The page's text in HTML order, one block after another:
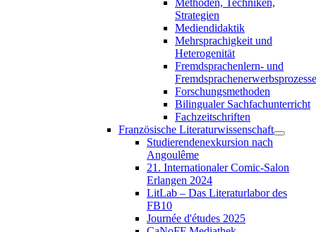
Strategien
Mediendidaktik
Mehrsprachigkeit und
Heterogenität
Fremdsprachenlern- und
Fremdsprachenerwerbsprozesse
Forschungsmethoden
Bilingualer Sachfachunterricht
Fachzeitschriften
Französische Literaturwissenschaft
Studierendenexkursion nach
Angoulême
21. Internationaler Comic-Salon
Erlangen 2024
LitLab – Das Literaturlabor des
FB10
Journée d'études 2025